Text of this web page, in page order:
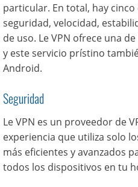
particular. En total, hay
seguridad, velocidad,
de uso. Le VPN ofrece una
y este servicio prístino
Android.
Seguridad
Le VPN es un proveedor de
experiencia que utiliza solo
más eficientes y avanzados
todos los dispositivos en tu